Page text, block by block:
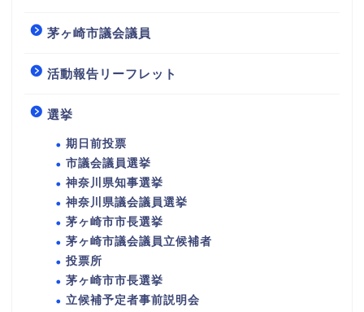
茅ヶ崎市議会議員
活動報告リーフレット
選挙
期日前投票
市議会議員選挙
神奈川県知事選挙
神奈川県議会議員選挙
茅ヶ崎市市長選挙
茅ヶ崎市議会議員立候補者
投票所
茅ヶ崎市市長選挙
立候補予定者事前説明会